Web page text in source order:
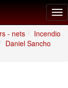
- nets
Incendio
Daniel Sancho